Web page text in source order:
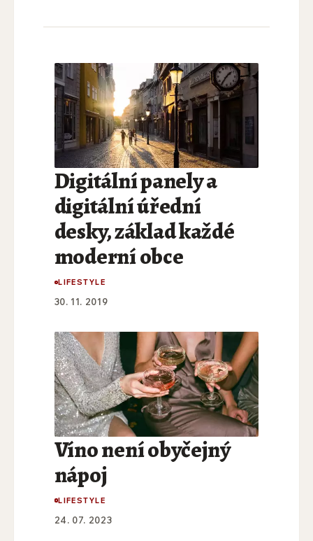
Digitální panely a
digitální úřední
desky, základ každé
moderní obce
LIFESTYLE
30. 11. 2019
Víno není obyčejný
nápoj
LIFESTYLE
24. 07. 2023